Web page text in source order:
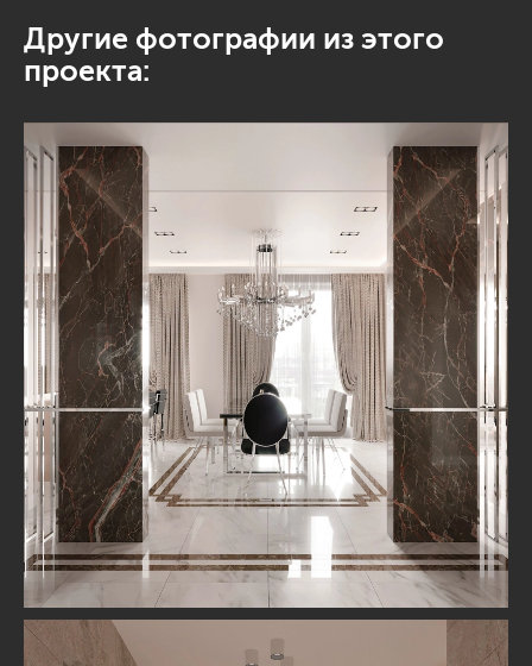
Другие фотографии из этого
проекта: